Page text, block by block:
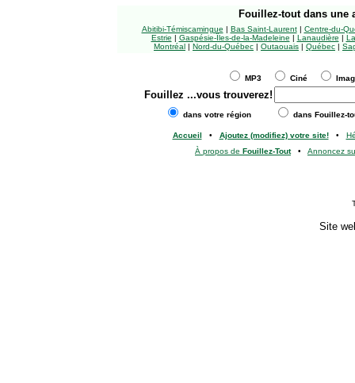
Fouillez-tout dans une
Abitibi-Témiscamingue | Bas Saint-Laurent| Centre-du-
Estrie | Gaspésie-Îles-de-la-Madeleine | Lanaudière |
Montréal | Nord-du-Québec | Outaouais | Québec |
MP3 Ciné
Fouillez ...vous trouverez!
dans votre région dans Fouillez-
Accueil • Ajoutez (modifiez) votre site!•
À propos de Fouillez-Tout• Annoncez
Site